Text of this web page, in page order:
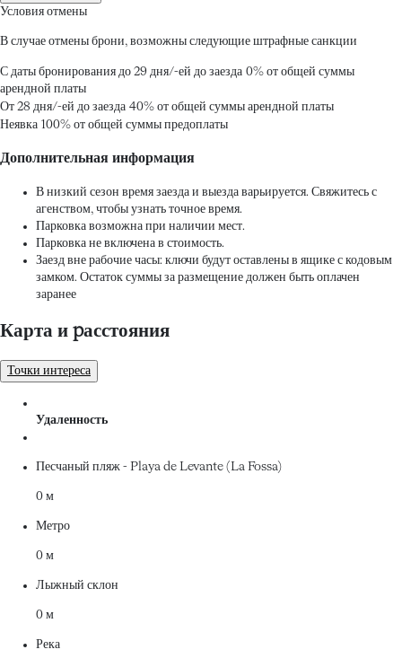
Условия отмены
В случае отмены брони, возможны следующие штрафные санкции
С даты бронирования до 29 дня/-ей до заезда 0% от общей суммы
арендной платы
От 28 дня/-ей до заезда 40% от общей суммы арендной платы
Неявка 100% от общей суммы предоплаты
Дополнительная информация
В низкий сезон время заезда и выезда варьируется. Свяжитесь с
агенством, чтобы узнать точное время.
Парковка возможна при наличии мест.
Парковка не включена в стоимость.
Заезд вне рабочие часы: ключи будут оставлены в ящике с кодовым
замком. Остаток суммы за размещение должен быть оплачен
заранее
Карта и pасстояния
Точки интереса
Удаленность
Песчаный пляж - Playa de Levante (La Fossa)
0 м
Метро
0 м
Лыжный склон
0 м
Река